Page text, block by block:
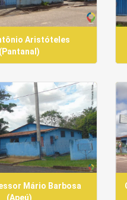
Aristóteles
(Pantanal)
Mário Barbosa
(Apeú)